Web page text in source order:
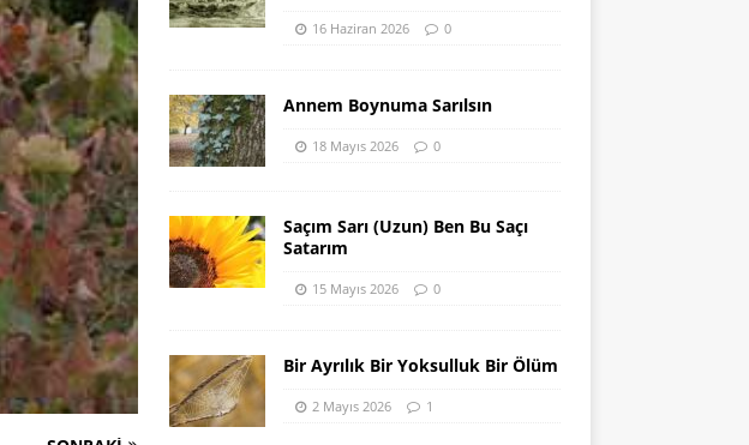
16 Haziran 2026 0
Annem Boynuma Sarılsın
18 Mayıs 2026 0
Saçım Sarı (Uzun) Ben Bu Saçı
Satarım
15 Mayıs 2026 0
Bir Ayrılık Bir Yoksulluk Bir Ölüm
2 Mayıs 2026 1